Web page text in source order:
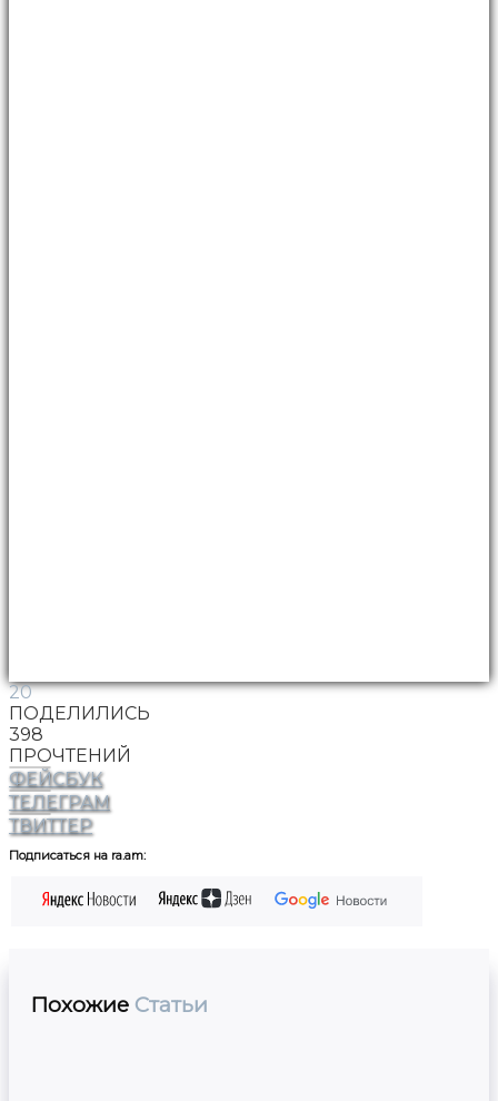
20
ПОДЕЛИЛИСЬ
398
ПРОЧТЕНИЙ
ФЕЙСБУК
ТЕЛЕГРАМ
ТВИТТЕР
Подписаться на ra.am:
Похожие Статьи